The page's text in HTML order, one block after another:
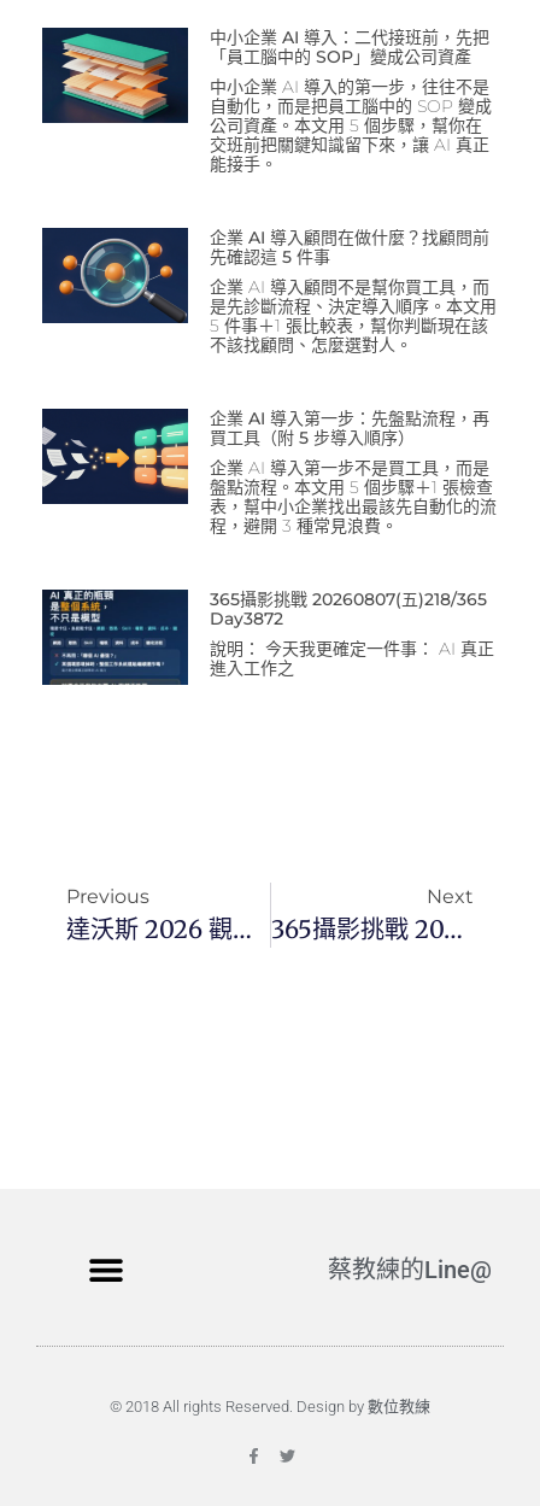
中小企業 AI 導入：二代接班前，先把
「員工腦中的 SOP」變成公司資產
中小企業 AI 導入的第一步，往往不是
自動化，而是把員工腦中的 SOP 變成
公司資產。本文用 5 個步驟，幫你在
交班前把關鍵知識留下來，讓 AI 真正
能接手。
企業 AI 導入顧問在做什麼？找顧問前
先確認這 5 件事
企業 AI 導入顧問不是幫你買工具，而
是先診斷流程、決定導入順序。本文用
5 件事＋1 張比較表，幫你判斷現在該
不該找顧問、怎麼選對人。
企業 AI 導入第一步：先盤點流程，再
買工具（附 5 步導入順序）
企業 AI 導入第一步不是買工具，而是
盤點流程。本文用 5 個步驟＋1 張檢查
表，幫中小企業找出最該先自動化的流
程，避開 3 種常見浪費。
365攝影挑戰 20260807(五)218/365
Day3872
說明： 今天我更確定一件事： AI 真正
進入工作之
Previous
達沃斯 2026 觀察：當科技 CEO 齊聚一堂，AI 軍備競賽的火藥味有多濃？
Next
365攝影挑戰 20260126(一)026/365 Day3679
蔡教練的Line@
© 2018 All rights Reserved. Design by 數位教練